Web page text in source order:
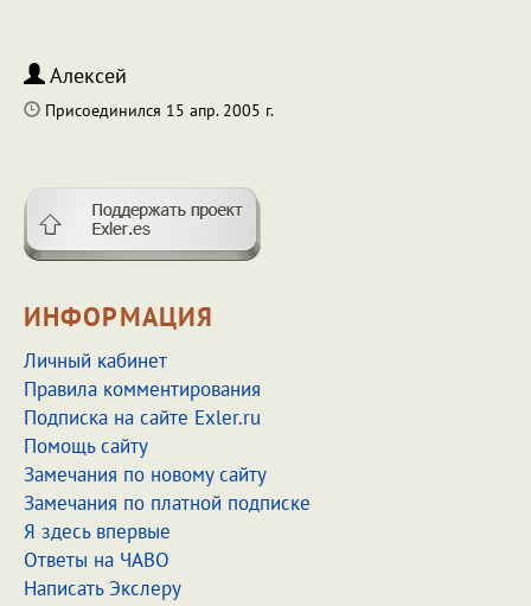
Алексей
Присоединился 15 апр. 2005 г.
ИНФОРМАЦИЯ
Личный кабинет
Правила комментирования
Подписка на сайте Exler.ru
Помощь сайту
Замечания по новому сайту
Замечания по платной подписке
Я здесь впервые
Ответы на ЧАВО
Написать Экслеру